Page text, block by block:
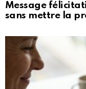
Message
sans mettre la